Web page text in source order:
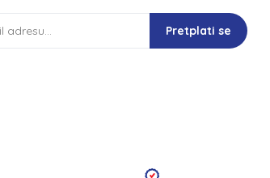
Pretplati se